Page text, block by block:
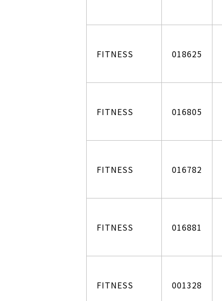
FITNESS 018625
FITNESS 016805
FITNESS 016782
FITNESS 016881
FITNESS 001328